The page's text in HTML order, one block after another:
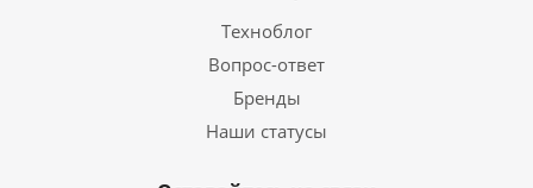
Техноблог
Вопрос-ответ
Бренды
Наши статусы